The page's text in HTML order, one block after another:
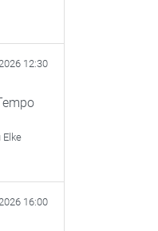
12:30
Elke
16:00